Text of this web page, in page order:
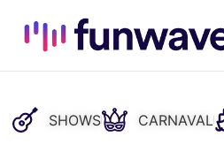
SHOWS CARNAVAL